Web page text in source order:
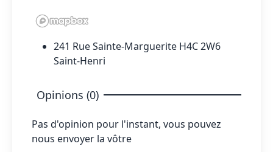
241 Rue Sainte-Marguerite H4C 2W6
Saint-Henri
Opinions (0)
Pas d'opinion pour l'instant, vous pouvez
nous envoyer la vôtre